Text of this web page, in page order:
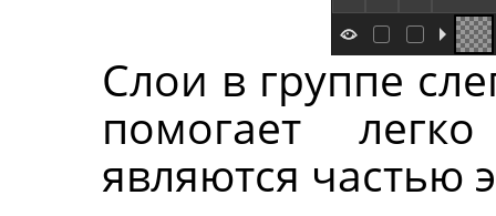
Слои в группе
помогает
являются частью